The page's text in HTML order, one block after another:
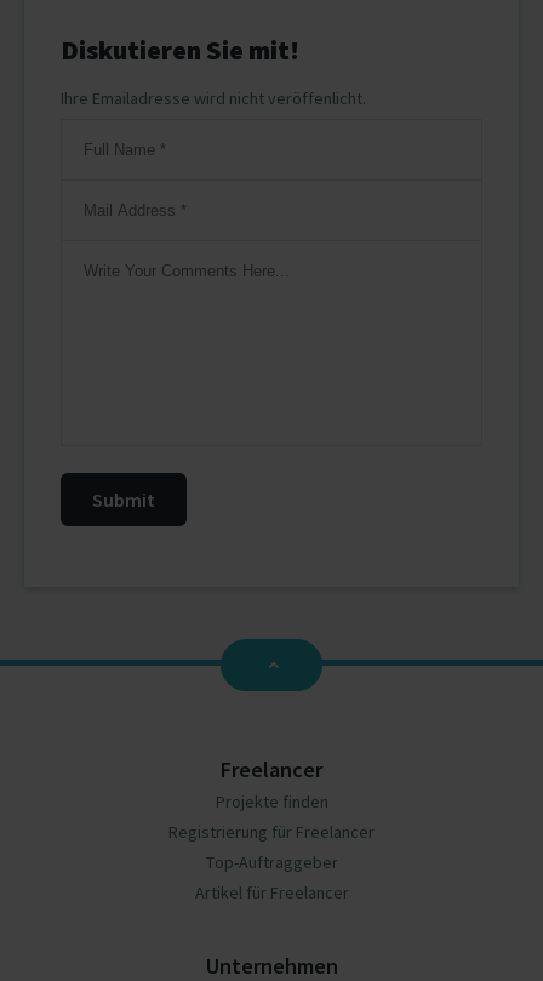
Diskutieren Sie mit!
Freelancer
Projekte finden
Registrierung für Freelancer
Top-Auftraggeber
Artikel für Freelancer
Unternehmen